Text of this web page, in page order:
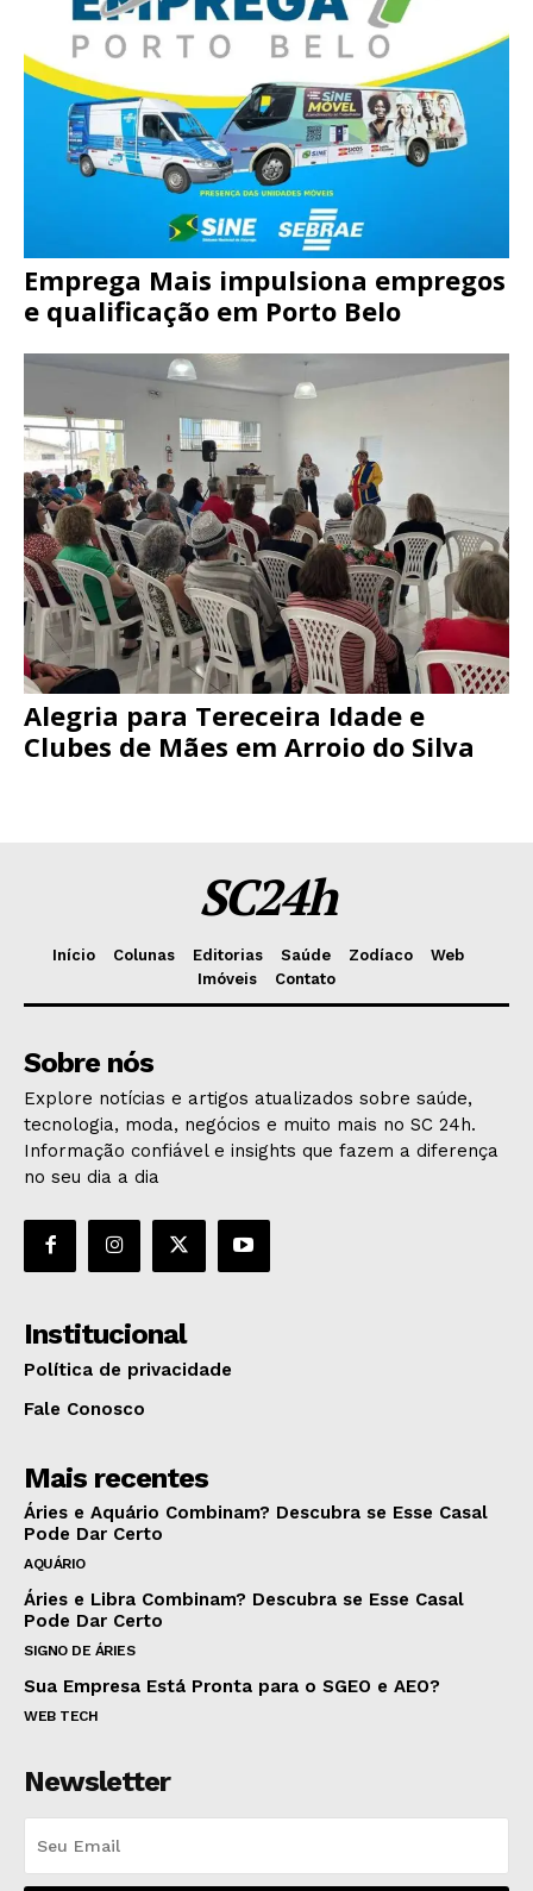
Emprega Mais impulsiona empregos
e qualificação em Porto Belo
Alegria para Tereceira Idade e
Clubes de Mães em Arroio do Silva
SC24h
Início Colunas Editorias Saúde Zodíaco
Web
Imóveis
Contato
Sobre nós
Explore notícias e artigos atualizados sobre saúde,
tecnologia, moda, negócios e muito mais no SC 24h.
Informação confiável e insights que fazem a diferença
no seu dia a dia
Institucional
Política de privacidade
Fale Conosco
Mais recentes
Áries e Aquário Combinam? Descubra se Esse Casal
Pode Dar Certo
AQUÁRIO
Áries e Libra Combinam? Descubra se Esse Casal
Pode Dar Certo
SIGNO DE ÁRIES
Sua Empresa Está Pronta para o SGEO e AEO?
WEB TECH
Newsletter